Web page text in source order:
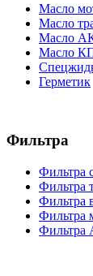
Масло
Масло
Масло
Масло
Герметик
Фильтра
Фильтра
Фильтра
Фильтра
Фильтра